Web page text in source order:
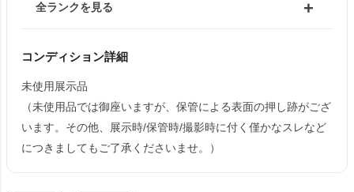
全ランクを見る
コンディション詳細
未使用展示品
（未使用品では御座いますが、保管による表面の押し跡がござ
います。その他、展示時/保管時/撮影時に付く僅かなスレなど
につきましてもご了承くださいませ。）